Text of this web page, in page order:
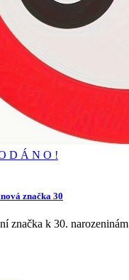
D Á N O !
značka 30
značka k 30. narozeninám